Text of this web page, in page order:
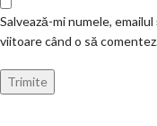
Salvează-mi numele,
viitoare când o să